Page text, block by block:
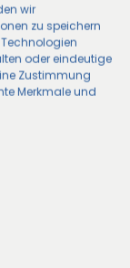
wir
zu speichern
oder eindeutige
Zustimmung
Merkmale und